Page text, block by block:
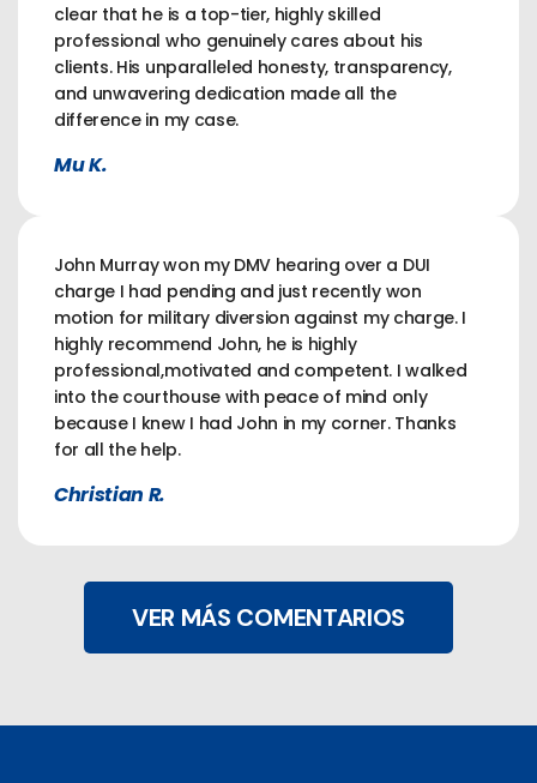
clear that he is a top-tier, highly skilled
professional who genuinely cares about his
clients. His unparalleled honesty, transparency,
and unwavering dedication made all the
difference in my case.
Mu K.
John Murray won my DMV hearing over a DUI
charge I had pending and just recently won
motion for military diversion against my charge. I
highly recommend John, he is highly
professional,motivated and competent. I walked
into the courthouse with peace of mind only
because I knew I had John in my corner. Thanks
for all the help.
Christian R.
VER MÁS COMENTARIOS